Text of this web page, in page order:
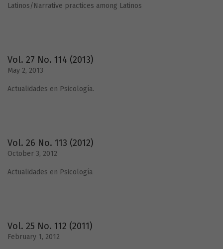
Latinos/Narrative practices among Latinos
Vol. 27 No. 114 (2013)
May 2, 2013
Actualidades en Psicología.
Vol. 26 No. 113 (2012)
October 3, 2012
Actualidades en Psicología
Vol. 25 No. 112 (2011)
February 1, 2012